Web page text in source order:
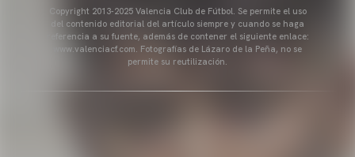
Copyright 2013-2025 Valencia Club de Fútbol. Se permite el uso
del contenido editorial del artículo siempre y cuando se haga
referencia a su fuente, además de contener el siguiente enlace:
www.valenciacf.com. Fotografías de Lázaro de la Peña, no se
permite su reutilización.